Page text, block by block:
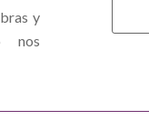
y
nos